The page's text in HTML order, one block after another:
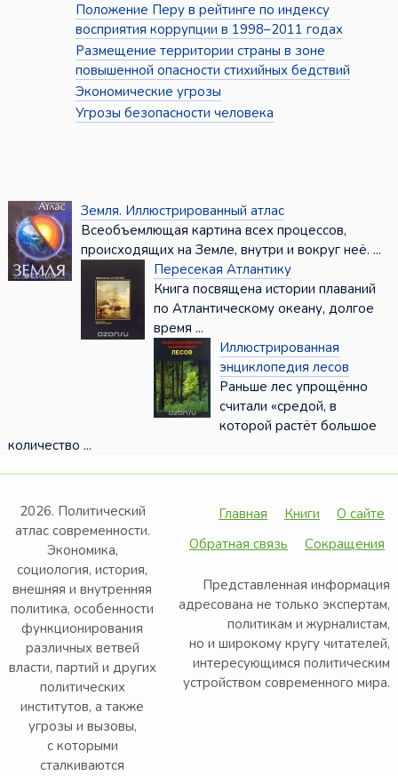
Положение Перу в рейтинге по индексу
восприятия коррупции в 1998–2011 годах
Размещение территории страны в зоне
повышенной опасности стихийных бедствий
Экономические угрозы
Угрозы безопасности человека
Земля. Иллюстрированный атлас
Всеобъемлющая картина всех процессов,
происходящих на Земле, внутри и вокруг неё. ...
Пересекая Атлантику
Книга посвящена истории плаваний
по Атлантическому океану, долгое
время ...
Иллюстрированная
энциклопедия лесов
Раньше лес упрощённо
считали «средой, в
которой растёт большое
количество ...
2026. Политический
атлас современности.
Экономика,
социология, история,
внешняя и внутренняя
политика, особенности
функционирования
различных ветвей
власти, партий и других
политических
институтов, а также
угрозы и вызовы,
с которыми
сталкиваются
Главная Книги
О сайте
Обратная связь
Сокращения
Представленная информация
адресована не только экспертам,
политикам и журналистам,
но и широкому кругу читателей,
интересующимся политическим
устройством современного мира.